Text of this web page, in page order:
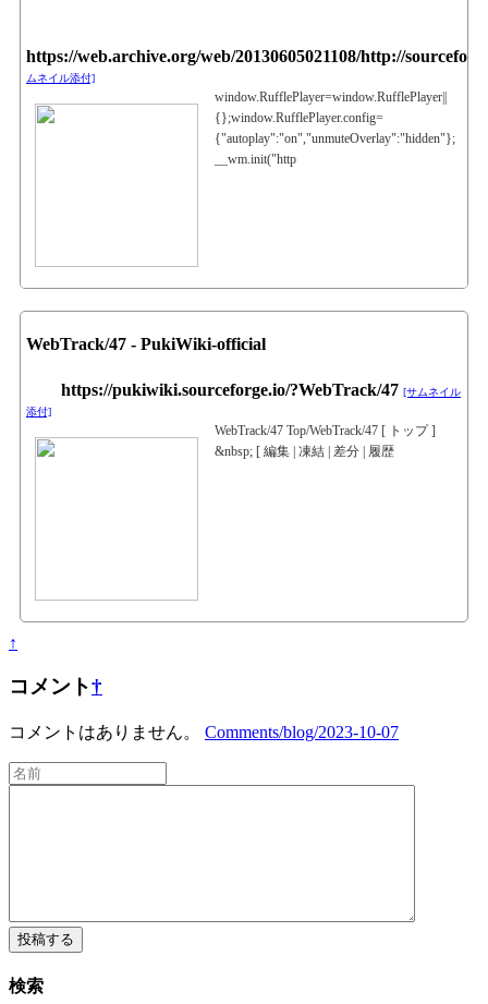
https://web.archive.org/web/20130605021108/http://
ムネイル添付]
window.RufflePlayer=window.RufflePlayer||
{};window.RufflePlayer.config=
{"autoplay":"on","unmuteOverlay":"hidden"};
__wm.init("http
WebTrack/47 - PukiWiki-official
https://pukiwiki.sourceforge.io/?WebTrack/47 [サムネイル
添付]
WebTrack/47 Top/WebTrack/47 [ トップ ]
&nbsp; [ 編集 | 凍結 | 差分 | 履歴
↑
コメント†
コメントはありません。 Comments/blog/2023-10-07
検索